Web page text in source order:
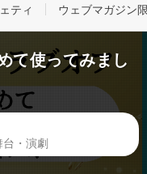
ティ ウェブマガジン
て使ってみまし
台・演劇